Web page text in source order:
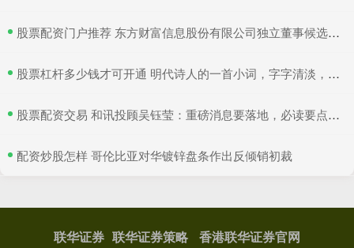
​股票配资门户推荐 东方财富信息股份有限公司独立董事候选人提名公告
​股票杠杆多少钱才可开通 明代诗人的一首小词，字字清淡，句句通透，读完瞬间治愈人心
​股票配资交易 和讯投顾吴钰莹：重磅消息要落地，必读要点提前讲
​配资炒股怎样 哥伦比亚对华镀锌盘条作出反倾销初裁
联华证券 联华证券策略 香港联华证券官网